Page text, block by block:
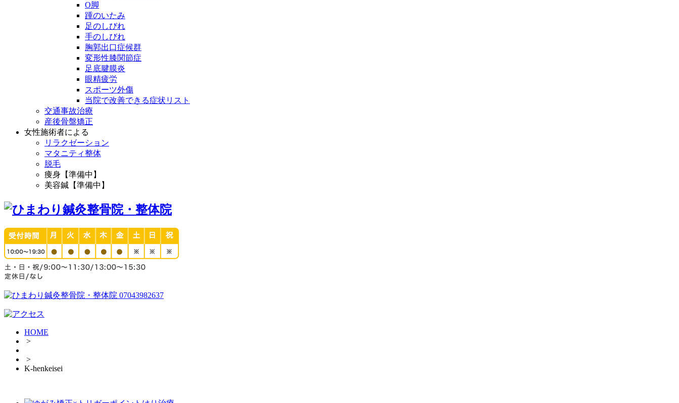
O脚
踵のいたみ
足のしびれ
手のしびれ
胸郭出口症候群
変形性膝関節症
足底腱膜炎
眼精疲労
スポーツ外傷
当院で改善できる症状リスト
交通事故治療
産後骨盤矯正
女性施術者による
リラクゼーション
マタニティ整体
脱毛
痩身【準備中】
美容鍼【準備中】
HOME
>
>
K-henkeisei